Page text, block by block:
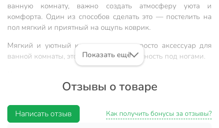
ванную комнату, важно создать атмосферу уюта и
комфорта. Один из способов сделать это — постелить на
пол мягкий и приятный на ощупь коврик.
Мягкий и уютный коврик - это не просто аксессуар для
ванной комнаты, это комфорт и безопасность под ногами.
Размер: 0.4х0.6 м.
Страна производства: Китай.
Форма: прямоугольный.
Показать ещё
Отзывы о товаре
Написать отзыв Как получить бонусы за отзывы?